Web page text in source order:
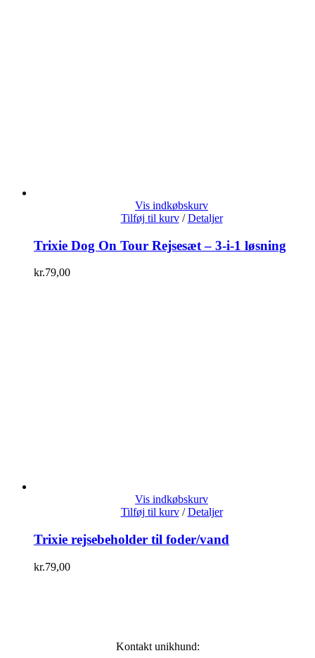
Vis indkøbskurv
Tilføj til kurv / Detaljer
Trixie Dog On Tour Rejsesæt – 3-i-1 løsning
kr.79,00
Vis indkøbskurv
Tilføj til kurv / Detaljer
Trixie rejsebeholder til foder/vand
kr.79,00
Kontakt unikhund: